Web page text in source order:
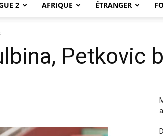
2 AFRIQUE ÉTRANGER
Petkovic